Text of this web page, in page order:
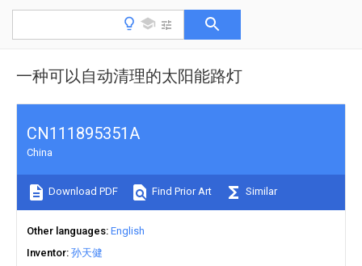
一种可以自动清理的太阳能路灯
CN111895351A
China
Download PDF Find Prior Art Similar
Other languages English
Inventor 孙天健